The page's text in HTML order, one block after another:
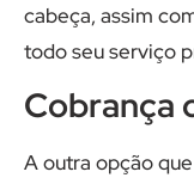
cabeça, assim
todo seu serviço
Cobrança
A outra opção